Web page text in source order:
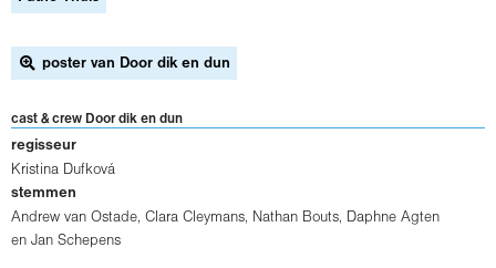
poster van Door dik en dun
cast & crew Door dik en dun
regisseur
Kristina Dufková
stemmen
Andrew van Ostade, Clara Cleymans, Nathan Bouts, Daphne Agten
en Jan Schepens